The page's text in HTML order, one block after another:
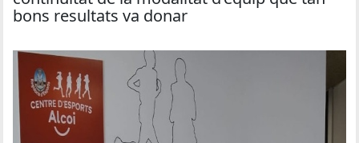
bons resultats va donar